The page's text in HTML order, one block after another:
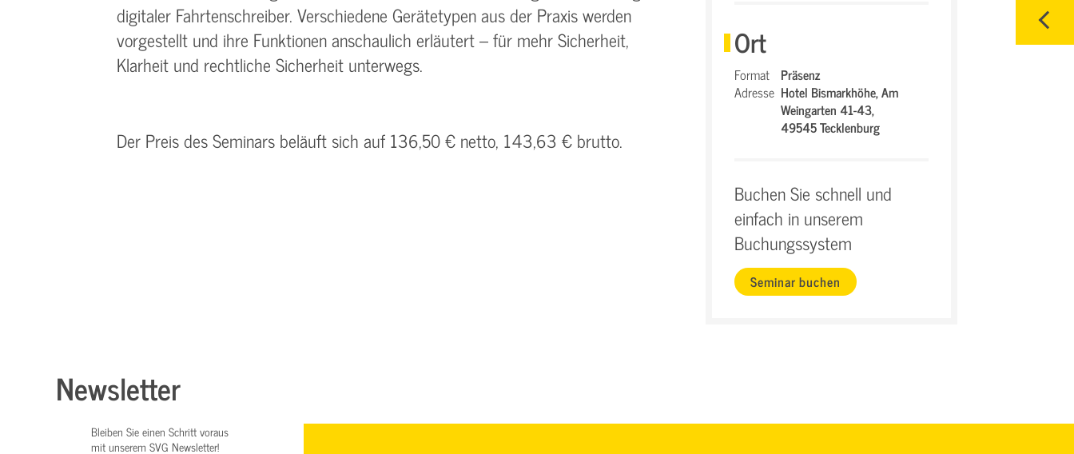
digitaler Fahrtenschreiber. Verschiedene Gerätetypen aus der Praxis werden
vorgestellt und ihre Funktionen anschaulich erläutert – für mehr Sicherheit,
Klarheit und rechtliche Sicherheit unterwegs.
Der Preis des Seminars beläuft sich auf 136,50 € netto, 143,63 € brutto.
Ort
Format Präsenz
Adresse Hotel Bismarkhöhe,Am
Weingarten 41-43,
49545 Tecklenburg
Buchen Sie schnell und
einfach in unserem
Buchungssystem
Seminar buchen
Newsletter
Bleiben Sie einen Schritt voraus
mit unserem SVG Newsletter!